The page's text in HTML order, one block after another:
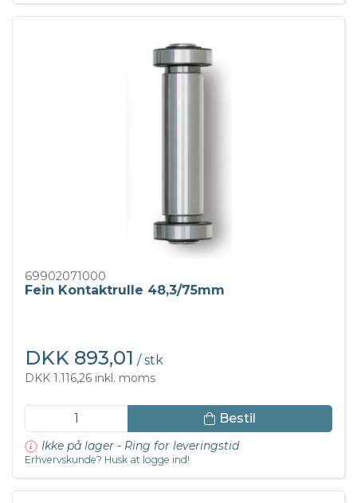
69902071000
Fein Kontaktrulle 48,3/75mm
DKK 893,01 / stk
DKK 1.116,26 inkl. moms
Bestil
Ikke på lager - Ring for leveringstid
Erhvervskunde? Husk at logge ind!